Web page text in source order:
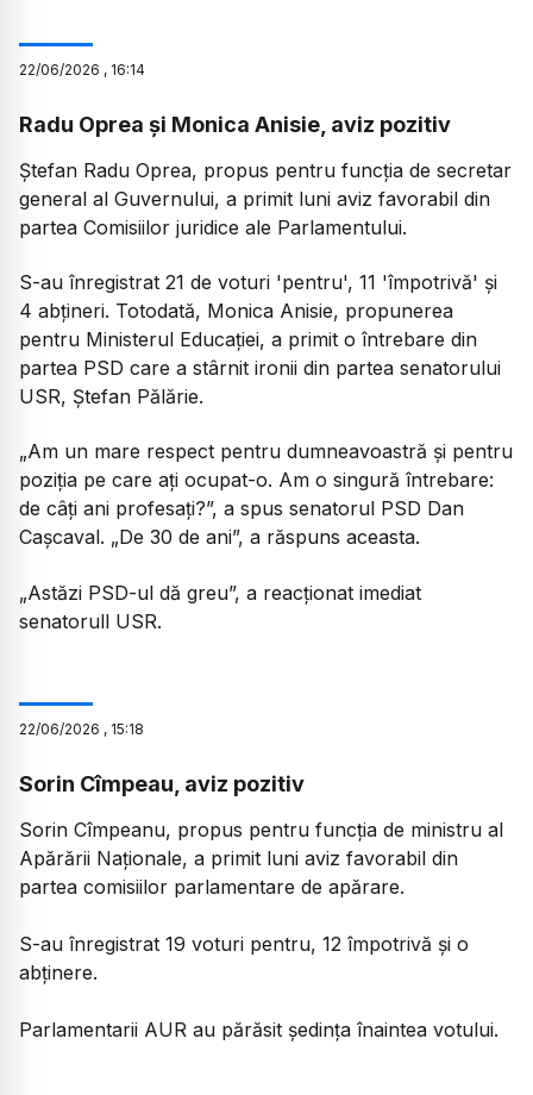
22/06/2026 , 16:14
Radu Oprea și Monica Anisie, aviz pozitiv
Ștefan Radu Oprea, propus pentru funcția de secretar
general al Guvernului, a primit luni aviz favorabil din
partea Comisiilor juridice ale Parlamentului.
S-au înregistrat 21 de voturi 'pentru', 11 'împotrivă' și
4 abțineri. Totodată, Monica Anisie, propunerea
pentru Ministerul Educației, a primit o întrebare din
partea PSD care a stârnit ironii din partea senatorului
USR, Ștefan Pălărie.
„Am un mare respect pentru dumneavoastră și pentru
poziția pe care ați ocupat-o. Am o singură întrebare:
de câți ani profesați?”, a spus senatorul PSD Dan
Cașcaval. „De 30 de ani”, a răspuns aceasta.
„Astăzi PSD-ul dă greu”, a reacționat imediat
senatorull USR.
22/06/2026 , 15:18
Sorin Cîmpeau, aviz pozitiv
Sorin Cîmpeanu, propus pentru funcția de ministru al
Apărării Naționale, a primit luni aviz favorabil din
partea comisiilor parlamentare de apărare.
S-au înregistrat 19 voturi pentru, 12 împotrivă și o
abținere.
Parlamentarii AUR au părăsit ședința înaintea votului.